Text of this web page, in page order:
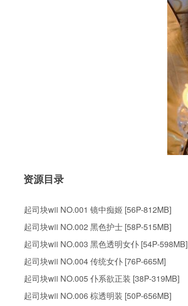
资源目录
起司块wii NO.001 镜中痴姬 [56P-812MB]
起司块wii NO.002 黑色护士 [58P-515MB]
起司块wii NO.003 黑色透明女仆 [54P-598MB]
起司块wii NO.004 传统女仆 [76P-665M]
起司块wii NO.005 仆系欲正装 [38P-319MB]
起司块wii NO.006 棕透明装 [50P-656MB]